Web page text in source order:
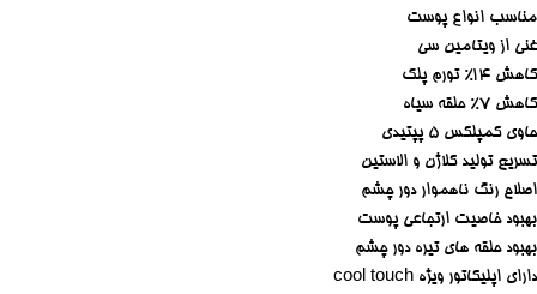
مناسب انواع پوست
غنی از ویتامین سی
کاهش 14% تورم پلک
کاهش 7% حلقه سیاه
حاوی کمپلکس ۵ پپتیدی
تسریع تولید کلاژن و الاستین
اصلاح رنگ ناهموار دور چشم
بهبود خاصیت ارتجاعی پوست
بهبود حلقه های تیره دور چشم
دارای اپلیکاتور ویژه cool touch